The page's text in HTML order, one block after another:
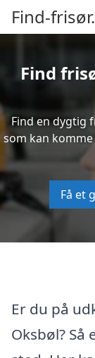
Find-
Find
Find en dygtig
som kan
Få et
Er du på
Oksbøl?